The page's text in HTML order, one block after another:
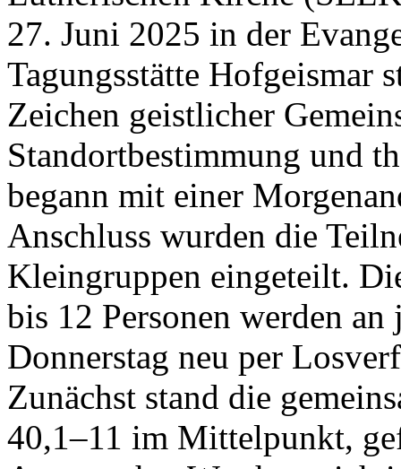
27. Juni 2025 in der
Tagungsstätte Hofgeismar
Zeichen geistlicher
Standortbestimmung und
begann mit einer
Anschluss wurden die
Kleingruppen eingeteilt.
bis 12 Personen werden
Donnerstag neu per
Zunächst stand die
40,1–11 im Mittelpunkt,